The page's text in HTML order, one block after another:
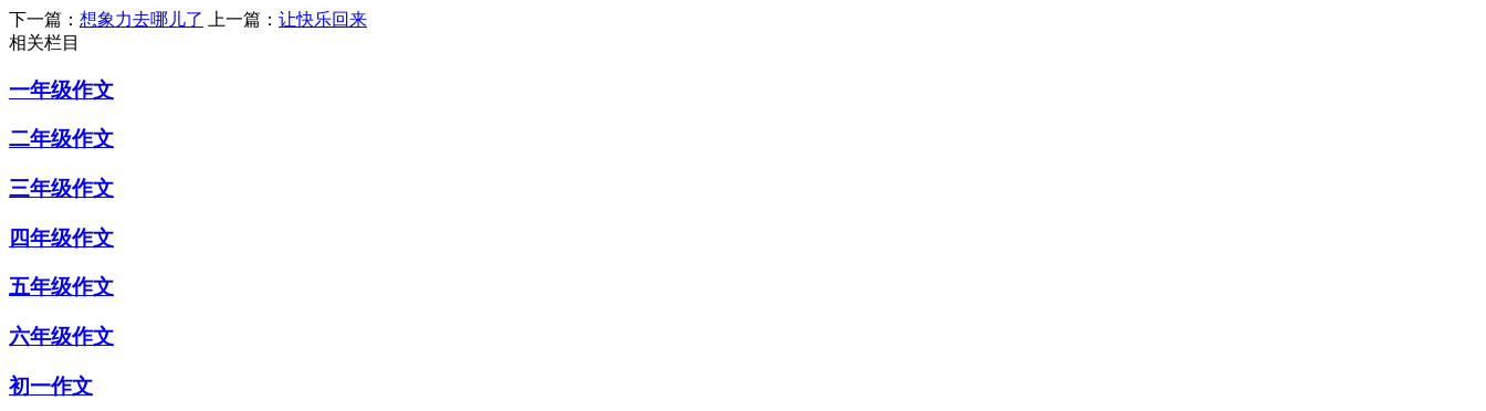
下一篇： 想象力去哪儿了 上一篇： 让快乐回来
相关栏目
一年级作文
二年级作文
三年级作文
四年级作文
五年级作文
六年级作文
初一作文